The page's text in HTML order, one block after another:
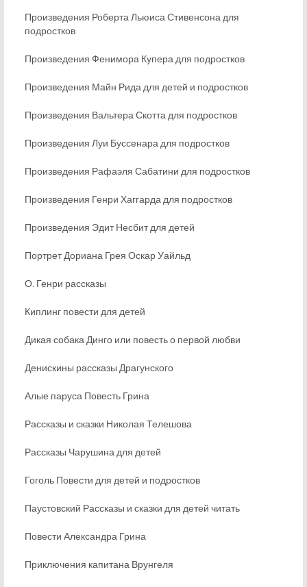
Произведения Роберта Льюиса Стивенсона для
подростков
Произведения Фенимора Купера для подростков
Произведения Майн Рида для детей и подростков
Произведения Вальтера Скотта для подростков
Произведения Луи Буссенара для подростков
Произведения Рафаэля Сабатини для подростков
Произведения Генри Хаггарда для подростков
Произведения Эдит Несбит для детей
Портрет Дориана Грея Оскар Уайльд
О. Генри рассказы
Киплинг повести для детей
Дикая собака Динго или повесть о первой любви
Денискины рассказы Драгунского
Алые паруса Повесть Грина
Рассказы и сказки Николая Телешова
Рассказы Чарушина для детей
Гоголь Повести для детей и подростков
Паустовский Рассказы и сказки для детей читать
Повести Александра Грина
Приключения капитана Врунгеля